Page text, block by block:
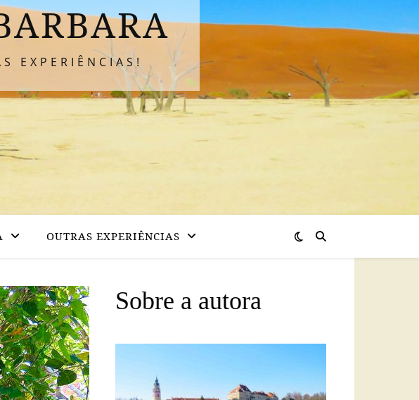
EXPERIÊNCIAS!
OUTRAS EXPERIÊNCIAS
Sobre a autora